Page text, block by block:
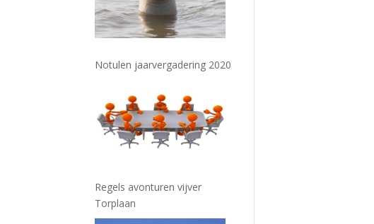
Notulen jaarvergadering 2020
Regels avonturen vijver
Torplaan